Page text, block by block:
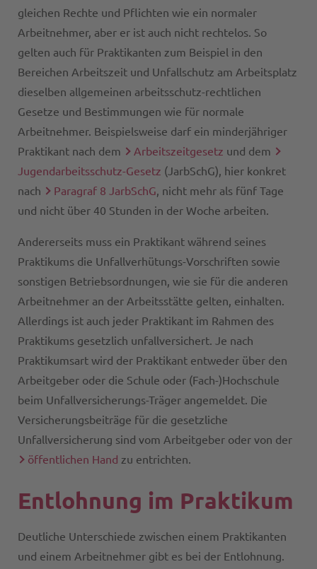
gleichen Rechte und Pflichten wie ein normaler
Arbeitnehmer, aber er ist auch nicht rechtelos. So
gelten auch für Praktikanten zum Beispiel in den
Bereichen Arbeitszeit und Unfallschutz am Arbeitsplatz
dieselben allgemeinen arbeitsschutz-rechtlichen
Gesetze und Bestimmungen wie für normale
Arbeitnehmer. Beispielsweise darf ein minderjähriger
Praktikant nach dem
Arbeitszeitgesetz und dem
Jugendarbeitsschutz-Gesetz (JarbSchG), hier konkret
nach
Paragraf 8 JarbSchG, nicht mehr als fünf Tage
und nicht über 40 Stunden in der Woche arbeiten.
Andererseits muss ein Praktikant während seines
Praktikums die Unfallverhütungs-Vorschriften sowie
sonstigen Betriebsordnungen, wie sie für die anderen
Arbeitnehmer an der Arbeitsstätte gelten, einhalten.
Allerdings ist auch jeder Praktikant im Rahmen des
Praktikums gesetzlich unfallversichert. Je nach
Praktikumsart wird der Praktikant entweder über den
Arbeitgeber oder die Schule oder (Fach-)Hochschule
beim Unfallversicherungs-Träger angemeldet. Die
Versicherungsbeiträge für die gesetzliche
Unfallversicherung sind vom Arbeitgeber oder von der
öffentlichen Hand zu entrichten.
Entlohnung im Praktikum
Deutliche Unterschiede zwischen einem Praktikanten
und einem Arbeitnehmer gibt es bei der Entlohnung.